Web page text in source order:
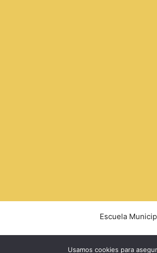
Escuela
Usamos cookies para